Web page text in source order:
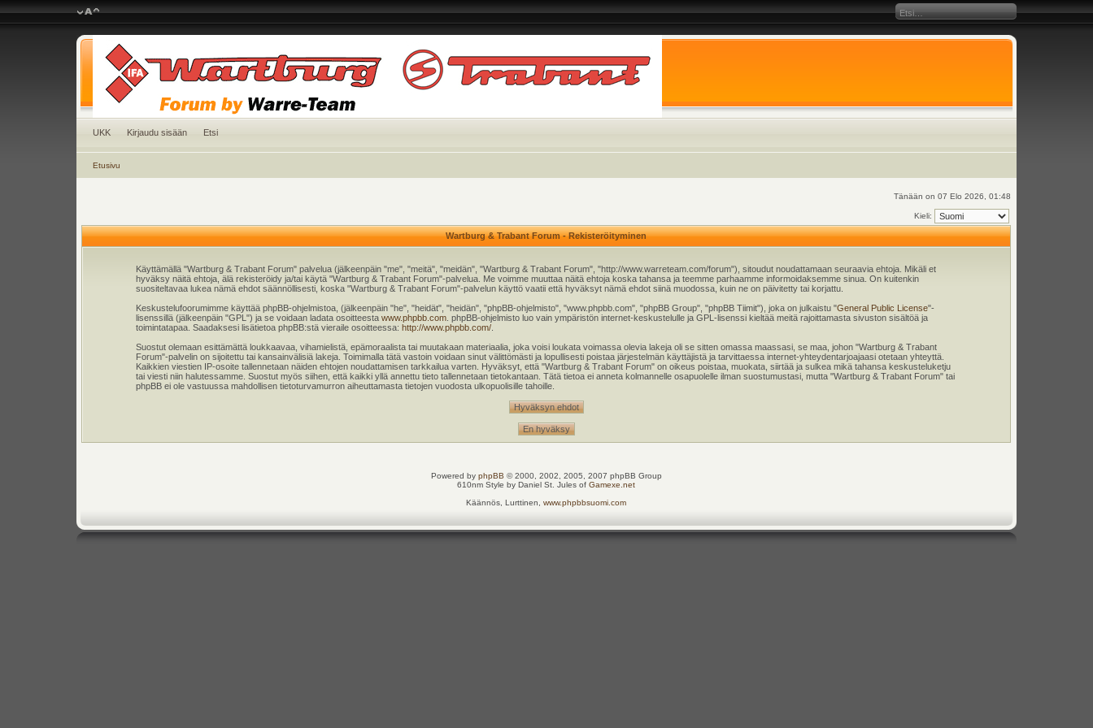
UKK Kirjaudu sisään Etsi
Etusivu
Tänään on 07 Elo 2026, 01:48
Kieli:
Wartburg & Trabant Forum - Rekisteröityminen
Käyttämällä "Wartburg & Trabant Forum" palvelua (jälkeenpäin "me", "meitä", "meidän", "Wartburg & Trabant Forum", "http://www.warreteam.com/forum"), sitoudut noudattamaan seuraavia ehtoja. Mikäli et
hyväksy näitä ehtoja, älä rekisteröidy ja/tai käytä "Wartburg & Trabant Forum"-palvelua. Me voimme muuttaa näitä ehtoja koska tahansa ja teemme parhaamme informoidaksemme sinua. On kuitenkin
suositeltavaa lukea nämä ehdot säännöllisesti, koska "Wartburg & Trabant Forum"-palvelun käyttö vaatii että hyväksyt nämä ehdot siinä muodossa, kuin ne on päivitetty tai korjattu.
Keskustelufoorumimme käyttää phpBB-ohjelmistoa, (jälkeenpäin "he", "heidät", "heidän", "phpBB-ohjelmisto", "www.phpbb.com", "phpBB Group", "phpBB Tiimit"), joka on julkaistu "General Public License"-
lisenssillä (jälkeenpäin "GPL") ja se voidaan ladata osoitteestawww.phpbb.com . phpBB-ohjelmisto luo vain ympäristön internet-keskustelulle ja GPL-lisenssi kieltää meitä rajoittamasta sivuston sisältöä ja
toimintatapaa. Saadaksesi lisätietoa phpBB:stä vieraile osoitteessa:http://www.phpbb.com/
Suostut olemaan esittämättä loukkaavaa, vihamielistä, epämoraalista tai muutakaan materiaalia, joka voisi loukata voimassa olevia lakeja oli se sitten omassa maassasi, se maa, johon "Wartburg & Trabant
Forum"-palvelin on sijoitettu tai kansainvälisiä lakeja. Toimimalla tätä vastoin voidaan sinut välittömästi ja lopullisesti poistaa järjestelmän käyttäjistä ja tarvittaessa internet-yhteydentarjoajaasi otetaan yhteyttä.
Kaikkien viestien IP-osoite tallennetaan näiden ehtojen noudattamisen tarkkailua varten. Hyväksyt, että "Wartburg & Trabant Forum" on oikeus poistaa, muokata, siirtää ja sulkea mikä tahansa keskusteluketju
tai viesti niin halutessamme. Suostut myös siihen, että kaikki yllä annettu tieto tallennetaan tietokantaan. Tätä tietoa ei anneta kolmannelle osapuolelle ilman suostumustasi, mutta "Wartburg & Trabant Forum" tai
phpBB ei ole vastuussa mahdollisen tietoturvamurron aiheuttamasta tietojen vuodosta ulkopuolisille tahoille.
Powered by phpBB © 2000, 2002, 2005, 2007 phpBB Group
610nm Style by Daniel St. Jules ofGamexe.net
Käännös, Lurttinen,www.phpbbsuomi.com